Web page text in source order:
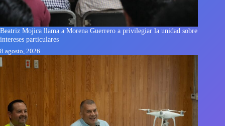
Beatriz Mojica llama a Morena Guerrero a privilegiar la unidad sobre
intereses particulares
8 agosto, 2026